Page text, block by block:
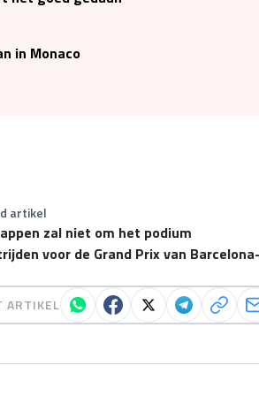
in Monaco
artikel
zal niet om het podium
voor de Grand Prix van
ARTIKEL